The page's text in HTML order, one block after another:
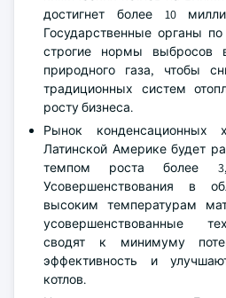
достигнет более 10
Государственные органы
строгие нормы выбросов
природного газа, чтобы
традиционных систем
росту бизнеса.
Рынок конденсационных
Латинской Америке будет
темпом роста более
Усовершенствования в
высоким температурам
усовершенствованные
сводят к минимуму
эффективность и
котлов.